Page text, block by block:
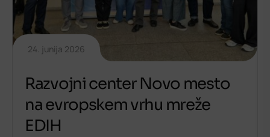
24. junija 2026
Razvojni center Novo mesto
na evropskem vrhu mreže
EDIH